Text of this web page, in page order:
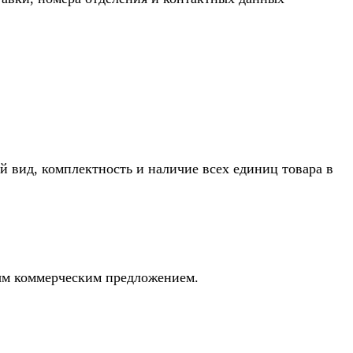
комплектность и наличие всех единиц товара в
коммерческим предложением.